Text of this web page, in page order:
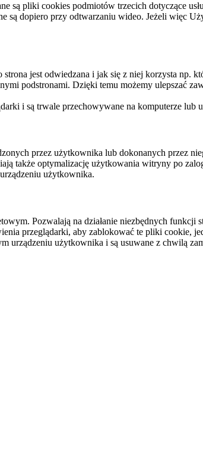
pliki cookies podmiotów trzecich dotyczące
dopiero przy odtwarzaniu wideo. Jeżeli więc
jest odwiedzana i jak się z niej korzysta np.
podstronami. Dzięki temu możemy ulepszać
i są trwale przechowywane na komputerze lub
przez użytkownika lub dokonanych przez
także optymalizację użytkowania witryny po
użytkownika.
Pozwalają na działanie niezbędnych funkcji
przeglądarki, aby zablokować te pliki cookie,
urządzeniu użytkownika i są usuwane z chwilą